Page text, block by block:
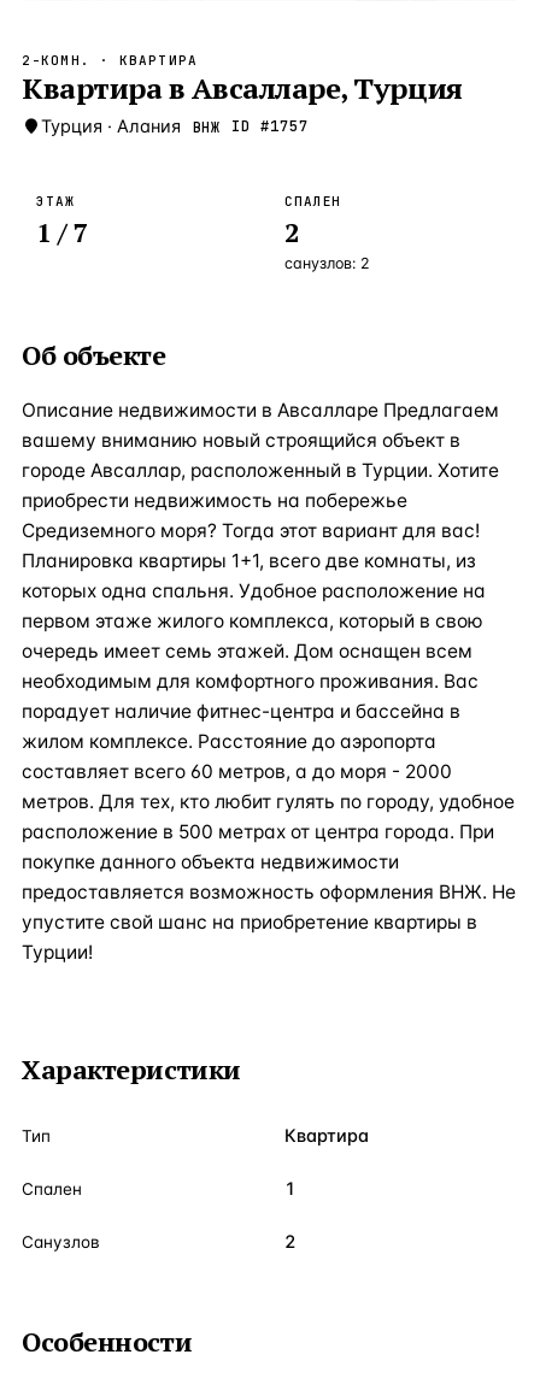
Новороссийск — Локация
Стамбул —Локация
ЧАСТО ИЩУТ
2-КОМН. · КВАРТИРА
Квартира в Авсалларе, Турция
Турция · Алания ВНЖ ID #1757
ЭТАЖ
1 / 7
СПАЛЕН
2
санузлов: 2
Об объекте
Описание недвижимости в Авсалларе Предлагаем
вашему вниманию новый строящийся объект в
городе Авсаллар, расположенный в Турции. Хотите
приобрести недвижимость на побережье
Средиземного моря? Тогда этот вариант для вас!
Планировка квартиры 1+1, всего две комнаты, из
которых одна спальня. Удобное расположение на
первом этаже жилого комплекса, который в свою
очередь имеет семь этажей. Дом оснащен всем
необходимым для комфортного проживания. Вас
порадует наличие фитнес-центра и бассейна в
жилом комплексе. Расстояние до аэропорта
составляет всего 60 метров, а до моря - 2000
метров. Для тех, кто любит гулять по городу, удобное
расположение в 500 метрах от центра города. При
покупке данного объекта недвижимости
предоставляется возможность оформления ВНЖ. Не
упустите свой шанс на приобретение квартиры в
Турции!
Характеристики
Тип Квартира
Спален 1
Санузлов 2
Особенности